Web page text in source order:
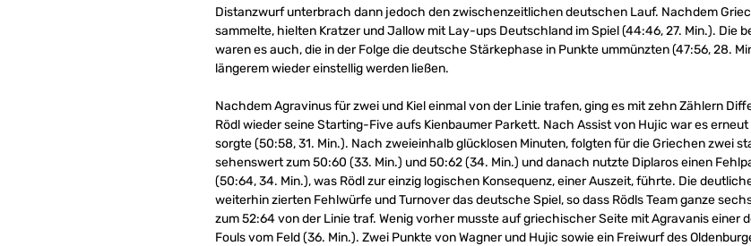
Distanzwurf unterbrach dann jedoch den zwischenzeitlichen deutschen Lauf. Nachdem
sammelte, hielten Kratzer und Jallow mit Lay-ups Deutschland im Spiel (44:46, 27. Min.). Die
waren es auch, die in der Folge die deutsche Stärkephase in Punkte ummünzten (47:56, 28.
längerem wieder einstellig werden ließen.
Nachdem Agravinus für zwei und Kiel einmal von der Linie trafen, ging es mit zehn Zählern
Rödl wieder seine Starting-Five aufs Kienbaumer Parkett. Nach Assist von Hujic war es
sorgte (50:58, 31. Min.). Nach zweieinhalb glücklosen Minuten, folgten für die Griechen zwei
sehenswert zum 50:60 (33. Min.) und 50:62 (34. Min.) und danach nutzte Diplaros einen
(50:64, 34. Min.), was Rödl zur einzig logischen Konsequenz, einer Auszeit, führte. Die
weiterhin zierten Fehlwürfe und Turnover das deutsche Spiel, so dass Rödls Team ganze
zum 52:64 von der Linie traf. Wenig vorher musste auf griechischer Seite mit Agravanis einer
Fouls vom Feld (36. Min.). Zwei Punkte von Wagner und Hujic sowie ein Freiwurf des